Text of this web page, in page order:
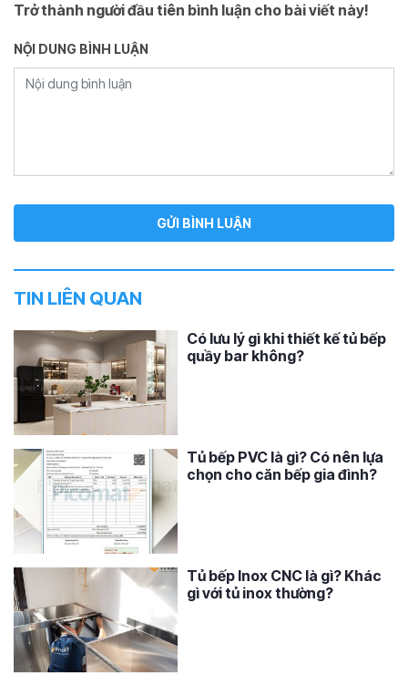
Trở thành người đầu tiên bình luận cho bài viết này!
NỘI DUNG BÌNH LUẬN
TIN LIÊN QUAN
Có lưu lý gì khi thiết kế tủ bếp
quầy bar không?
Tủ bếp PVC là gì? Có nên lựa
chọn cho căn bếp gia đình?
Tủ bếp Inox CNC là gì? Khác
gì với tủ inox thường?